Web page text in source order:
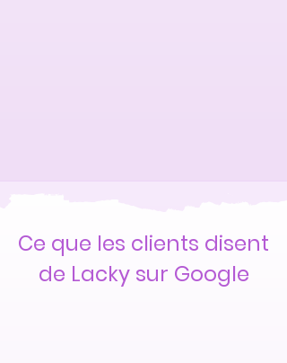
Ce que les clients disent
de Lacky sur Google